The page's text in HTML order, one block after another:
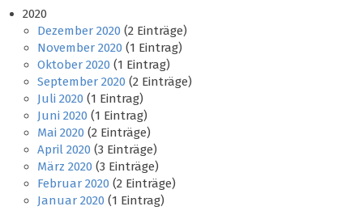
2020
Dezember 2020 (2 Einträge)
November 2020 (1 Eintrag)
Oktober 2020 (1 Eintrag)
September 2020 (2 Einträge)
Juli 2020 (1 Eintrag)
Juni 2020 (1 Eintrag)
Mai 2020 (2 Einträge)
April 2020 (3 Einträge)
März 2020 (3 Einträge)
Februar 2020 (2 Einträge)
Januar 2020 (1 Eintrag)